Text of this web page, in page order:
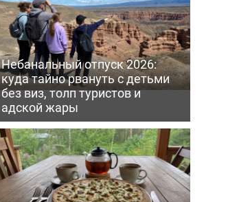
Небанальный отпуск 2026:
куда тайно рвануть с детьми
без виз, толп туристов и
адской жары